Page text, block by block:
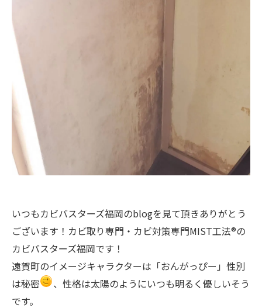
いつもカビバスターズ福岡のblogを見て頂きありがとう
ございます！カビ取り専門・カビ対策専門MIST工法®の
カビバスターズ福岡です！
遠賀町のイメージキャラクターは「おんがっぴー」性別
は秘密
、性格は太陽のようにいつも明るく優しいそう
です。